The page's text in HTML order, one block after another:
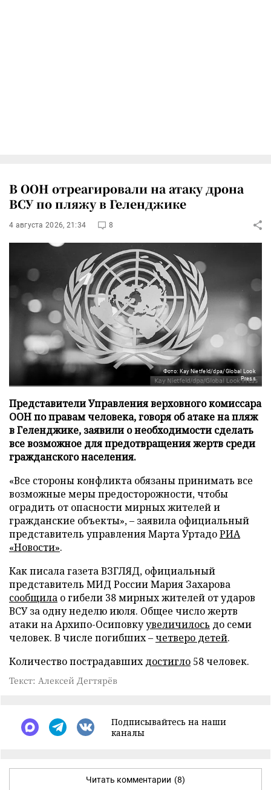
В ООН отреагировали на атаку дрона
ВСУ по пляжу в Геленджике
4 августа 2026, 21:34 8
Фото: Kay Nietfeld/dpa/Global Look
Press
Представители Управления верховного комиссара
ООН по правам человека, говоря об атаке на пляж
в Геленджике, заявили о необходимости сделать
все возможное для предотвращения жертв среди
гражданского населения.
«Все стороны конфликта обязаны принимать все
возможные меры предосторожности, чтобы
оградить от опасности мирных жителей и
гражданские объекты», – заявила официальный
представитель управления Марта УртадоРИА
«Новости».
Как писала газета ВЗГЛЯД, официальный
представитель МИД России Мария Захарова
сообщила о гибели 38 мирных жителей от ударов
ВСУ за одну неделю июля. Общее число жертв
атаки на Архипо-Осиповкуувеличилось до семи
человек. В числе погибших –четверо детей.
Количество пострадавшихдостигло 58 человек.
Текст: Алексей Дегтярёв
Подписывайтесь на наши
каналы
Читать комментарии (8)